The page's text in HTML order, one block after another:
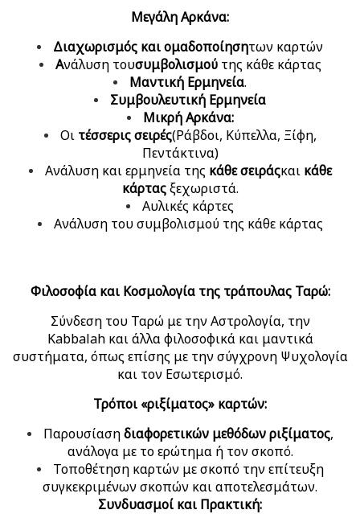
Μεγάλη Αρκάνα:
Διαχωρισμός και ομαδοποίησητων καρτών
Ανάλυση τουσυμβολισμούτης κάθε κάρτας
Μαντική Ερμηνεία.
Συμβουλευτική Ερμηνεία
Μικρή Αρκάνα:
Οι τέσσερις σειρές(Ράβδοι, Κύπελλα, Ξίφη,
Πεντάκτινα)
Ανάλυση και ερμηνεία της κάθε σειράςκαι κάθε
κάρταςξεχωριστά.
Αυλικές κάρτες
Ανάλυση του συμβολισμού της κάθε κάρτας
Φιλοσοφία και Κοσμολογία της τράπουλας Ταρώ:
Σύνδεση του Ταρώ με την Αστρολογία, την
Kabbalah και άλλα φιλοσοφικά και μαντικά
συστήματα, όπως επίσης με την σύγχρονη Ψυχολογία
και τον Εσωτερισμό.
Τρόποι «ριξίματος» καρτών:
Παρουσίασηδιαφορετικών μεθόδων ριξίματος,
ανάλογα με το ερώτημα ή τον σκοπό.
Τοποθέτηση καρτών με σκοπό την επίτευξη
συγκεκριμένων σκοπών και αποτελεσμάτων.
Συνδυασμοί και Πρακτική: